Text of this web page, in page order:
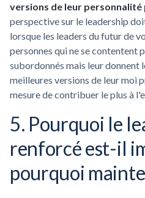
versions de leur
perspective sur le leadership
lorsque les leaders du futur de
personnes qui ne se contentent
subordonnés mais leur donnent
meilleures versions de leur moi
mesure de contribuer le plus à
5. Pourquoi le
renforcé est-il
pourquoi